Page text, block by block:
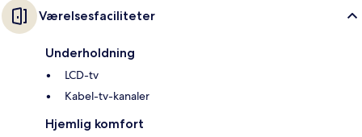
Værelsesfaciliteter
Underholdning
LCD-tv
Kabel-tv-kanaler
Hjemlig komfort